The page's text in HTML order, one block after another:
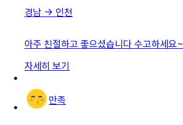
경남 → 인천
아주 친절하고 좋으셨습니다 수고하세요~
자세히 보기
만족